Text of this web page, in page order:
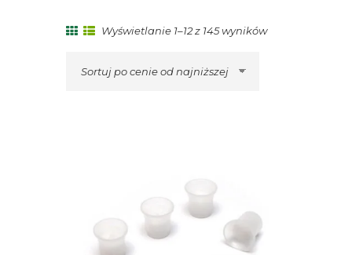
Wyświetlanie 1–12 z 145 wynikówPosortowane